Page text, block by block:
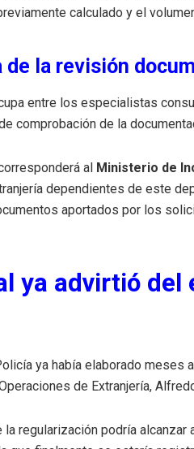
calculado y el
de la revisión
entre los especialistas
comprobación de la
al Ministerio de
dependientes de este
aportados por los
ya advirtió del
ya había elaborado meses
de Extranjería,
regularización podría alcanzar